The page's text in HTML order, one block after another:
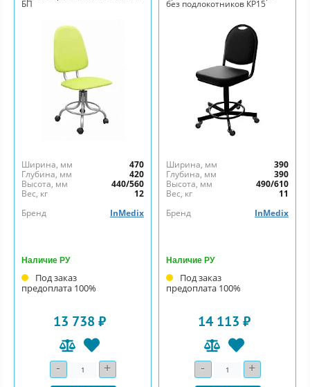
БП
Ширина, мм
470
Глубина, мм
420
Высота, мм
440/560
Вес, кг
12
Бренд
InMedix
Наличие РУ
Под заказ
предоплата 100%
13 738 ₽
- Количество+
без подлокотников КР15
Ширина, мм
390
Глубина, мм
390
Высота, мм
490/610
Вес, кг
11
Бренд
InMedix
Наличие РУ
Под заказ
предоплата 100%
14 113 ₽
- Количество+